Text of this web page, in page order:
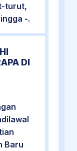
turut,
-.
DI
Baru